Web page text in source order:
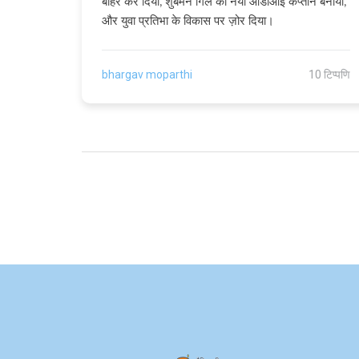
और युवा प्रतिभा के विकास पर ज़ोर दिया।
bhargav moparthi 10 टिप्पणि